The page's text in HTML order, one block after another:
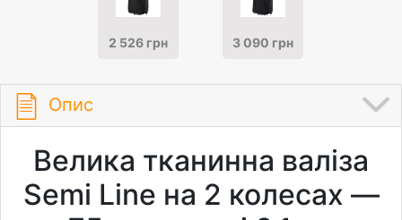
2 526 грн 3 090 грн
Опис
Велика тканинна валіза
Semi Line на 2 колесах —